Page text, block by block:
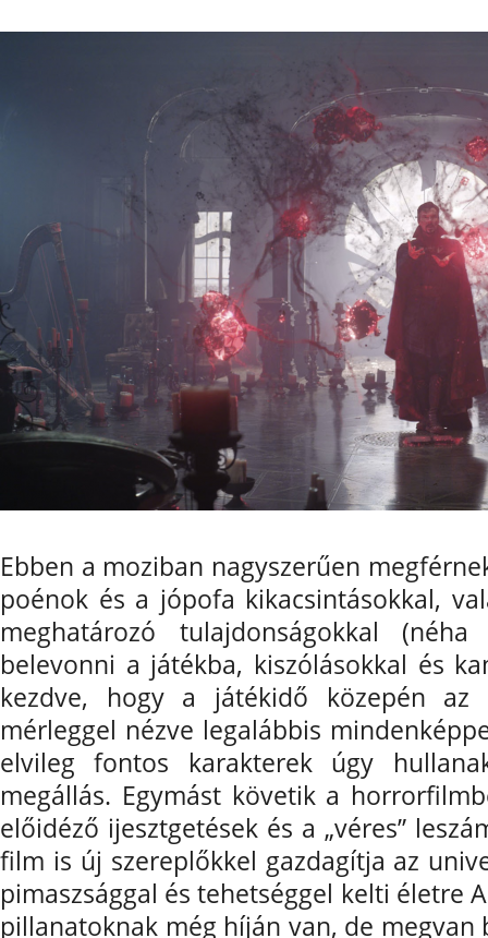
Ebben a moziban nagyszerűen
poénok és a jópofa kikacsintásokkal,
meghatározó tulajdonságokkal
belevonni a játékba, kiszólásokkal és
kezdve, hogy a játékidő közepén az
mérleggel nézve legalábbis
elvileg fontos karakterek úgy
megállás. Egymást követik a
előidéző ijesztgetések és a „véres”
film is új szereplőkkel gazdagítja az
pimaszsággal és tehetséggel kelti életre
pillanatoknak még híján van, de